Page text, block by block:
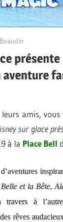
présente
aventure
amis,
sur glace
à la Place Bell
et la Bête,
travers à
rêves